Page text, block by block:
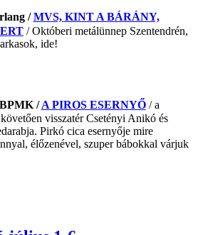
/MVS, KINT A BÁRÁNY,
/ Októberi metálünnep Szentendrén,
ide!
/A PIROS ESERNYŐ/ a
visszatér Csetényi Anikó és
Pirkó cica esernyője mire
élőzenével, szuper bábokkal várjuk